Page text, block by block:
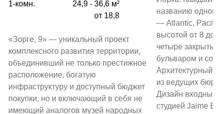
1-комн.
24,9 - 36,6 м²
от 18,8
«Зорге, 9» — уникальный проект
комплексного развития территории,
объединивший не только престижное
расположение, богатую
инфраструктуру и доступный бюджет
покупки, но и включающий в себя не
имеющий аналогов музей народных
названию
— Atlantic,
высотой от 8 до
четыре
бульваром и
Архитектурный
из ведущих
Дизайн входных
студией Jaime